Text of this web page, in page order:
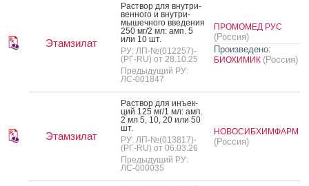
Этамзилат
Рас­твор для внут­ри­
вен­но­го и внут­ри­
мышеч­но­го вве­дения
250 мг/2 мл: амп. 5
или 10 шт.
РУ: ЛП-№(012257)-
(РГ-RU) от 28.10.25
Предыдущий РУ:
ЛС-001847
ПРОМОМЕД РУС
(Россия)
Произведено:
БИОХИМИК (Россия)
Этамзилат
Рас­твор для инъ­ек­
ций 125 мг/1 мл: амп.
2 мл 5, 10, 20 или 50
шт.
РУ: ЛП-№(013817)-
(РГ-RU) от 06.03.26
Предыдущий РУ:
ЛС-000035
НОВОСИБХИМФАРМ
(Россия)